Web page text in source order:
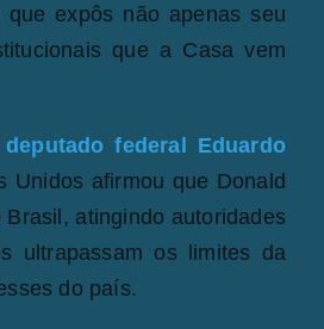
expôs não apenas seu
que a Casa vem
deputado federal Eduardo
Unidos afirmou que Donald
atingindo autoridades
ultrapassam os limites da
do país.